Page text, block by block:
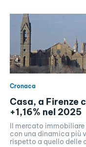
Cronaca
Casa, a Firenze
+1,16% nel 2025
Il mercato
con una dinamica più